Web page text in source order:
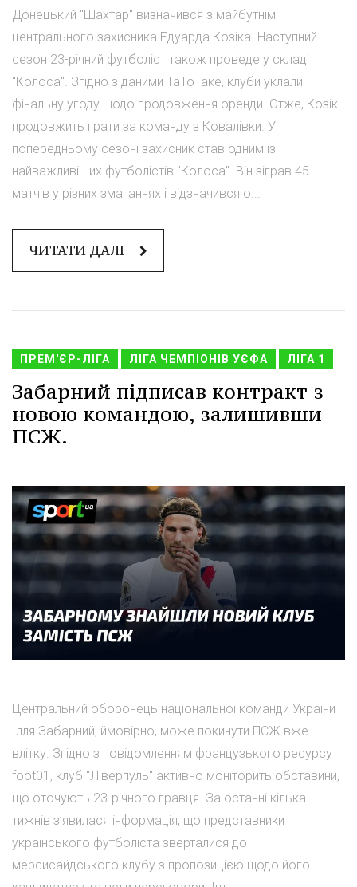
Донецький "Шахтар" визначився з майбутнім
центрального захисника Едуарда Козіка. Наступний
сезон 23-річний футболіст також проведе у складі
"Колоса". Згідно з даними ТаТоТаке, клуби уклали
фінальну угоду щодо продовження оренди. Отже, Козік
продовжить грати за команду з Ковалівки. У
попередньому сезоні захисник став одним із
найважливіших футболістів "Колоса". Він зіграв 45
матчів у різних змаганнях і відзначився о...
ЧИТАТИ ДАЛІ
ПРЕМ'ЄР-ЛІГА ЛІГА ЧЕМПІОНІВ УЄФА ЛІГА 1
Забарний підписав контракт з
новою командою, залишивши
ПСЖ.
Центральний оборонець національної команди України
Ілля Забарний, ймовірно, може покинути ПСЖ вже
влітку. Згідно з повідомленням французького ресурсу
foot01, клуб "Ліверпуль" активно моніторить обставини,
що оточують 23-річного гравця. За останні кілька
тижнів з’явилася інформація, що представники
українського футболіста зверталися до
мерсисайдського клубу з пропозицією щодо його